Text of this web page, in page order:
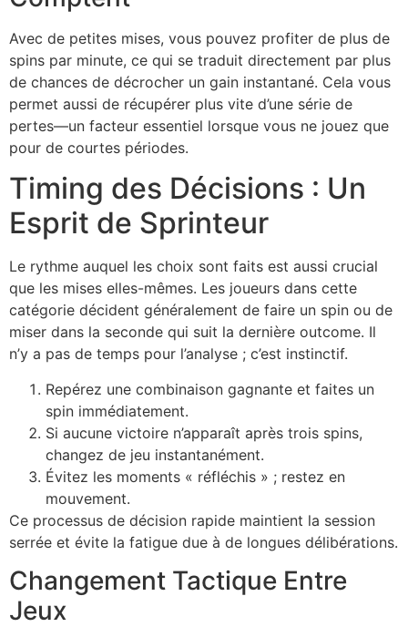
Avec de petites mises, vous pouvez profiter de plus de
spins par minute, ce qui se traduit directement par plus
de chances de décrocher un gain instantané. Cela vous
permet aussi de récupérer plus vite d’une série de
pertes—un facteur essentiel lorsque vous ne jouez que
pour de courtes périodes.
Timing des Décisions : Un
Esprit de Sprinteur
Le rythme auquel les choix sont faits est aussi crucial
que les mises elles-mêmes. Les joueurs dans cette
catégorie décident généralement de faire un spin ou de
miser dans la seconde qui suit la dernière outcome. Il
n’y a pas de temps pour l’analyse ; c’est instinctif.
Repérez une combinaison gagnante et faites un
spin immédiatement.
Si aucune victoire n’apparaît après trois spins,
changez de jeu instantanément.
Évitez les moments « réfléchis » ; restez en
mouvement.
Ce processus de décision rapide maintient la session
serrée et évite la fatigue due à de longues délibérations.
Changement Tactique Entre
Jeux